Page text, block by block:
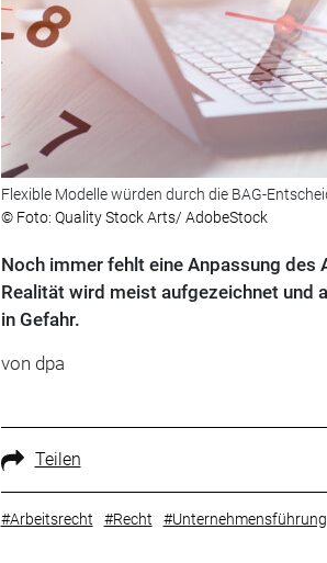
Flexible Modelle würden durch die BAG-
© Foto: Quality Stock Arts/ AdobeStock
Noch immer fehlt eine Anpassung
Realität wird meist aufgezeichnet und
in Gefahr.
von dpa
Teilen
#Arbeitsrecht #Recht #Unternehmensführung